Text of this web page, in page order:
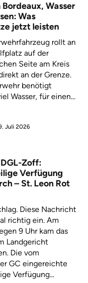
Bordeaux, Wasser
Was
jetzt leisten
rollt an
auf der
Seite am Kreis
an der Grenze.
benötigt
Wasser, für einen...
Juli 2026
Zoff:
Verfügung
– St. Leon Rot
Diese Nachricht
richtig ein. Am
9 Uhr kam das
Landgericht
Die vom
GC eingereichte
Verfügung...